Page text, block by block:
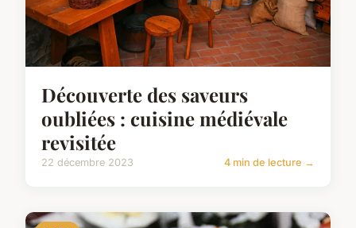
Découverte des saveurs
oubliées : cuisine médiévale
revisitée
22 décembre 2023 4 min de lecture →